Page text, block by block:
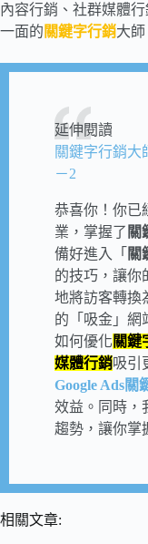
內容行銷、社群媒體
一面的 關鍵字行銷大師
延伸閱讀
關鍵字行銷大
－2
恭喜你！你已
業，掌握了 關
備好進入「 關
的技巧，讓你
地將訪客轉換
的「吸金」網
如何優化 關鍵
媒體行銷吸引
Google Ads關
效益。同時，
趨勢，讓你掌
相關文章: